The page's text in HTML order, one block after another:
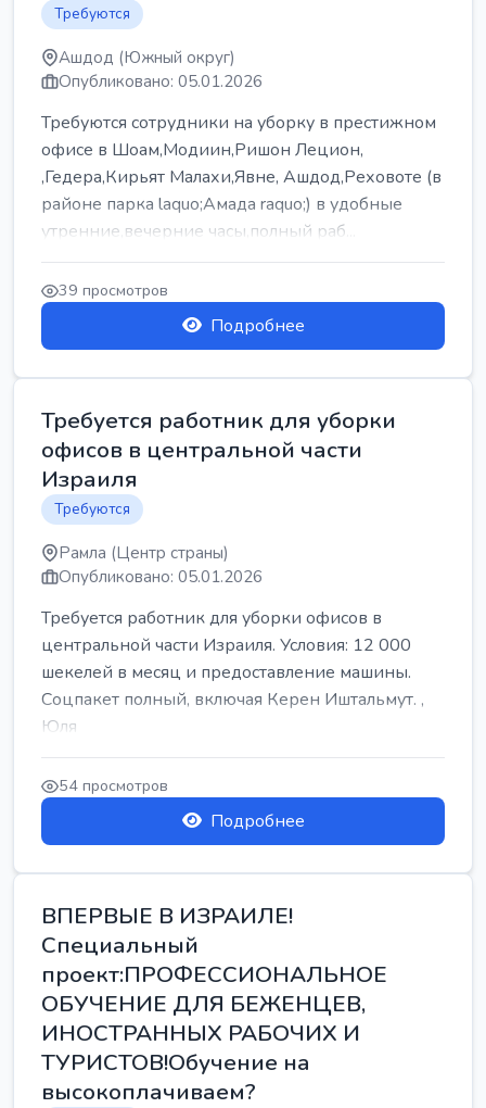
Требуются
Ашдод (Южный округ)
Опубликовано: 05.01.2026
Требуются сотрудники на уборку в престижном
офисе в Шоам,Модиин,Ришон Лецион,
,Гедера,Кирьят Малахи,Явне, Ашдод,Реховоте (в
районе парка laquo;Амада raquo;) в удобные
утренние,вечерние часы,полный раб...
39 просмотров
Подробнее
Требуется работник для уборки
офисов в центральной части
Израиля
Требуются
Рамла (Центр страны)
Опубликовано: 05.01.2026
Требуется работник для уборки офисов в
центральной части Израиля. Условия: 12 000
шекелей в месяц и предоставление машины.
Соцпакет полный, включая Керен Иштальмут. ,
Юля
54 просмотров
Подробнее
ВПЕРВЫЕ В ИЗРАИЛЕ!
Специальный
проект:ПРОФЕССИОНАЛЬНОЕ
ОБУЧЕНИЕ ДЛЯ БЕЖЕНЦЕВ,
ИНОСТРАННЫХ РАБОЧИХ И
ТУРИСТОВ!Обучение на
высокоплачиваем?